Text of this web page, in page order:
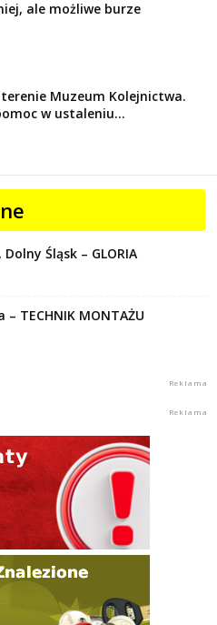
ale możliwe burze
Muzeum Kolejnictwa.
w ustaleniu...
Śląsk – GLORIA
TECHNIK MONTAŻU